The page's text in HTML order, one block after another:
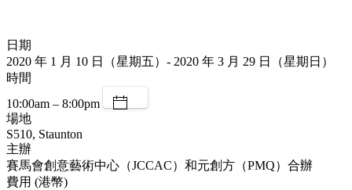
日期
2020 年 1 月 10 日（星期五）- 2020 年 3 月 29 日（星期日）
時間
10:00am – 8:00pm
場地
S510, Staunton
主辦
賽馬會創意藝術中心（JCCAC）和元創方（PMQ）合辦
費用 (港幣)